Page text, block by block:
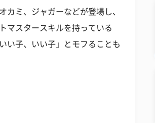
カミ、ジャガーなどが登場し、
マスタースキルを持っている
い子、いい子」とモフることも